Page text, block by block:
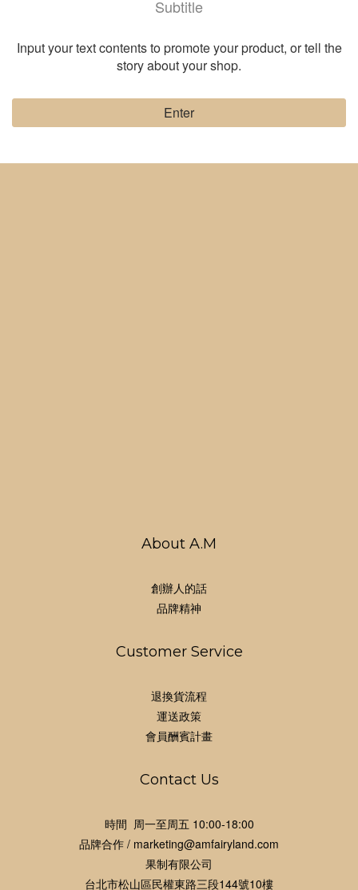
Subtitle
Input your text contents to promote your product, or tell the
story about your shop.
Enter
About A.M
創辦人的話
品牌精神
Customer Service
退換貨流程
運送政策
會員酬賓計畫
Contact Us
時間 周一至周五 10:00-18:00
品牌合作 / marketing@amfairyland.com
果制有限公司
台北市松山區民權東路三段144號10樓